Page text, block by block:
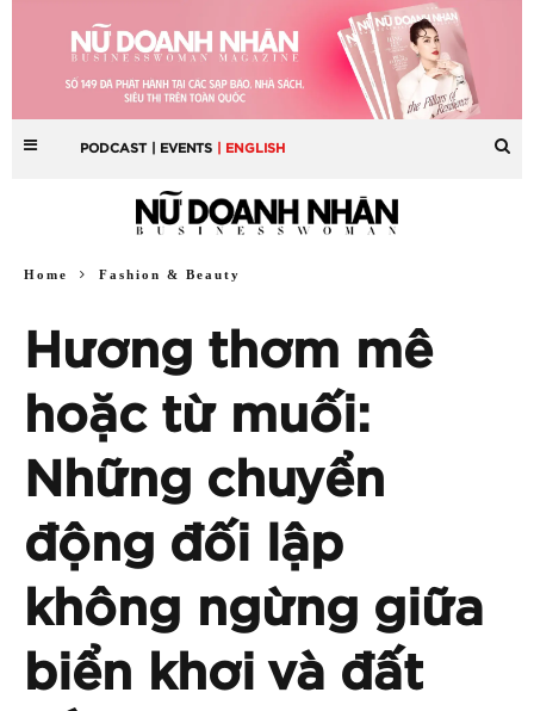
PODCAST | EVENTS | ENGLISH
Home Fashion & Beauty
Hương thơm mê
hoặc từ muối:
Những chuyển
động đối lập
không ngừng giữa
biển khơi và đất